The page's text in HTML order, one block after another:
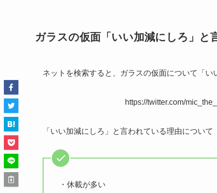
ガラスの仮面「いい加減にしろ」と
ネットを検索すると、ガラスの仮面について「
https://twitter.com/
「いい加減にしろ」と言われている理由について
・休載が多い